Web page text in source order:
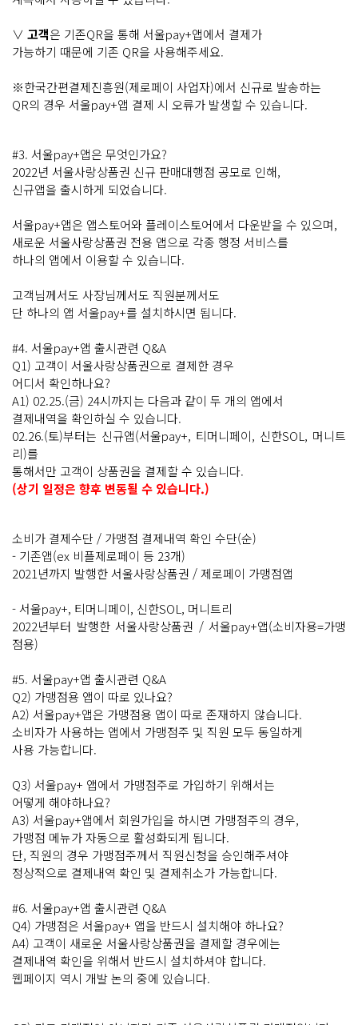
∨ 고객은 기존QR을 통해 서울pay+앱에서 결제가
가능하기 때문에 기존 QR을 사용해주세요.
※한국간편결제진흥원(제로페이 사업자)에서 신규로 발송하는
QR의 경우 서울pay+앱 결제 시 오류가 발생할 수 있습니다.
#3. 서울pay+앱은 무엇인가요?
2022년 서울사랑상품권 신규 판매대행점 공모로 인해,
신규앱을 출시하게 되었습니다.
서울pay+앱은 앱스토어와 플레이스토어에서 다운받을 수 있으며,
새로운 서울사랑상품권 전용 앱으로 각종 행정 서비스를
하나의 앱에서 이용할 수 있습니다.
고객님께서도 사장님께서도 직원분께서도
단 하나의 앱 서울pay+를 설치하시면 됩니다.
#4. 서울pay+앱 출시관련 Q&A
Q1) 고객이 서울사랑상품권으로 결제한 경우
어디서 확인하나요?
A1) 02.25.(금) 24시까지는 다음과 같이 두 개의 앱에서
결제내역을 확인하실 수 있습니다.
02.26.(토)부터는 신규앱(서울pay+, 티머니페이, 신한SOL, 머니트
리)를
통해서만 고객이 상품권을 결제할 수 있습니다.
(상기 일정은 향후 변동될 수 있습니다.)
소비가 결제수단 / 가맹점 결제내역 확인 수단(순)
- 기존앱(ex 비플제로페이 등 23개)
2021년까지 발행한 서울사랑상품권 / 제로페이 가맹점앱
- 서울pay+, 티머니페이, 신한SOL, 머니트리
2022년부터 발행한 서울사랑상품권 / 서울pay+앱(소비자용=가맹
점용)
#5. 서울pay+앱 출시관련 Q&A
Q2) 가맹점용 앱이 따로 있나요?
A2) 서울pay+앱은 가맹점용 앱이 따로 존재하지 않습니다.
소비자가 사용하는 앱에서 가맹점주 및 직원 모두 동일하게
사용 가능합니다.
Q3) 서울pay+ 앱에서 가맹점주로 가입하기 위해서는
어떻게 해야하나요?
A3) 서울pay+앱에서 회원가입을 하시면 가맹점주의 경우,
가맹점 메뉴가 자동으로 활성화되게 됩니다.
단, 직원의 경우 가맹점주께서 직원신청을 승인해주셔야
정상적으로 결제내역 확인 및 결제취소가 가능합니다.
#6. 서울pay+앱 출시관련 Q&A
Q4) 가맹점은 서울pay+ 앱을 반드시 설치해야 하나요?
A4) 고객이 새로운 서울사랑상품권을 결제할 경우에는
결제내역 확인을 위해서 반드시 설치하셔야 합니다.
웹페이지 역시 개발 논의 중에 있습니다.